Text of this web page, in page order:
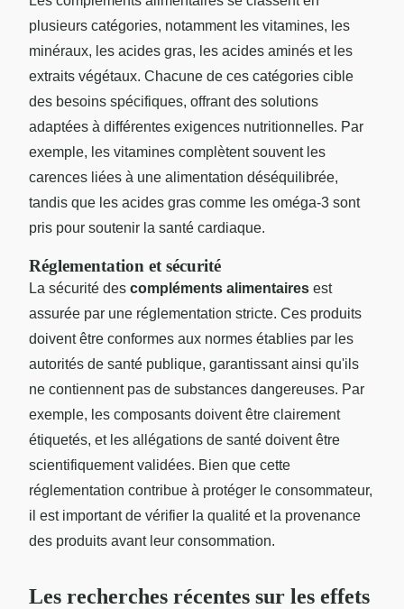
plusieurs catégories, notamment les vitamines, les
minéraux, les acides gras, les acides aminés et les
extraits végétaux. Chacune de ces catégories cible
des besoins spécifiques, offrant des solutions
adaptées à différentes exigences nutritionnelles. Par
exemple, les vitamines complètent souvent les
carences liées à une alimentation déséquilibrée,
tandis que les acides gras comme les oméga-3 sont
pris pour soutenir la santé cardiaque.
Réglementation et sécurité
La sécurité des compléments alimentaires est
assurée par une réglementation stricte. Ces produits
doivent être conformes aux normes établies par les
autorités de santé publique, garantissant ainsi qu'ils
ne contiennent pas de substances dangereuses. Par
exemple, les composants doivent être clairement
étiquetés, et les allégations de santé doivent être
scientifiquement validées. Bien que cette
réglementation contribue à protéger le consommateur,
il est important de vérifier la qualité et la provenance
des produits avant leur consommation.
Les recherches récentes sur les effets